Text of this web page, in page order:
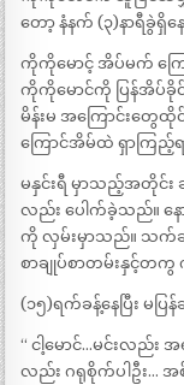
တော့ နံနက် (၃)နာရီခွဲရှိနေ
ကိုကိုမောင့် အိပ်မက် ကြ
ကိုကိုမောင်ကို ပြန်အိပ်
မိန်းမ အကြောင်းတွေ
ကြောင်အိမ်ထဲ ရှာကြ
မနှင်းရီ မှာသည့်အတိုင်
လည်း ပေါက်ခဲ့သည်။
ကို လှမ်းမှာသည်။ သက်ဆို
စာချုပ်စာတမ်းနှင့်တ
(၁၅)ရက်ခန့်နေပြီး မ
“ ငါ့မောင်…မင်းလည်
လည်း ဂရုစိုက်ပါဦး…